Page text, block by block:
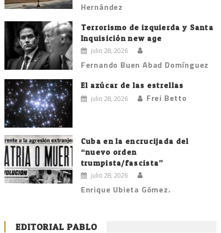
Hernández
Terrorismo de izquierda y Santa
Inquisición new age
julio 28, 2026
Fernando Buen Abad Domínguez
El azúcar de las estrellas
julio 28, 2026 Frei Betto
Cuba en la encrucijada del
“nuevo orden
trumpista/fascista”
julio 28, 2026
Enrique Ubieta Gómez.
EDITORIAL PABLO